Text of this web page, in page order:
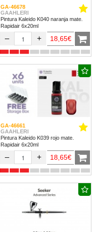
GA-46678
GAAHLERI
Pintura Kaleido K040 naranja mate.
Rapidair 6x20ml
– + 18,65€
GA-46661
GAAHLERI
Pintura Kaleido K039 rojo mate.
Rapidair 6x20ml
– + 18,65€